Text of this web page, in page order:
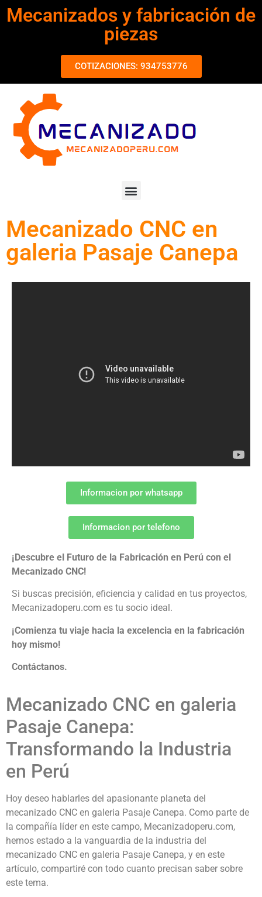
Mecanizados y fabricación de
piezas
COTIZACIONES: 934753776
Mecanizado CNC en
galeria Pasaje Canepa
Informacion por whatsapp
Informacion por telefono
¡Descubre el Futuro de la Fabricación en Perú con el
Mecanizado CNC!
Si buscas precisión, eficiencia y calidad en tus proyectos,
Mecanizadoperu.com es tu socio ideal.
¡Comienza tu viaje hacia la excelencia en la fabricación
hoy mismo!
Contáctanos.
Mecanizado CNC en galeria
Pasaje Canepa:
Transformando la Industria
en Perú
Hoy deseo hablarles del apasionante planeta del
mecanizado CNC en galeria Pasaje Canepa. Como parte de
la compañía líder en este campo, Mecanizadoperu.com,
hemos estado a la vanguardia de la industria del
mecanizado CNC en galeria Pasaje Canepa, y en este
artículo, compartiré con todo cuanto precisan saber sobre
este tema.